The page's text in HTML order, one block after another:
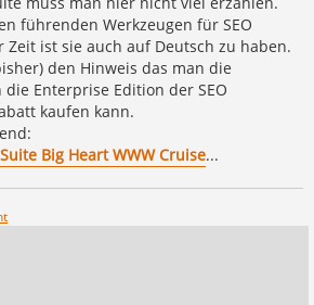
führenden Werkzeugen für SEO
Zeit ist sie auch auf Deutsch zu haben.
den Hinweis das man die
Enterprise Edition der SEO
kaufen kann.
Big Heart WWW Cruise...